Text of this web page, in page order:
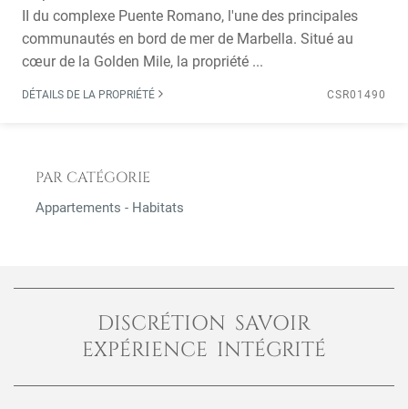
II du complexe Puente Romano, l'une des principales
communautés en bord de mer de Marbella. Situé au
cœur de la Golden Mile, la propriété ...
DÉTAILS DE LA PROPRIÉTÉ CSR01490
PAR CATÉGORIE
Appartements - Habitats
DISCRÉTION SAVOIR
EXPÉRIENCE INTÉGRITÉ